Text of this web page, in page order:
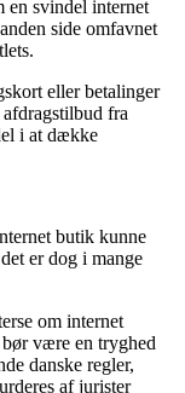
en svindel internet
side omfavnet
eller betalinger
fra
i at dække
butik kunne
er dog i mange
om internet
være en tryghed
danske regler,
af jurister